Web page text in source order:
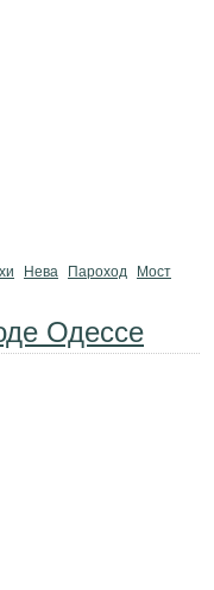
Нева Пароход Мост
Одессе